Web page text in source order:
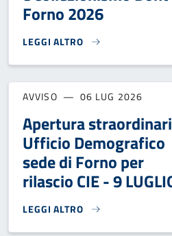
Forno 2026
LEGGI ALTRO
MERCATINI ANTIQUARIATO E
AVVISO 06 LUG 2026
Apertura
Ufficio Demografico
sede di Forno per
rilascio CIE - 9
LEGGI ALTRO
APERTURA STRAORDINARIA